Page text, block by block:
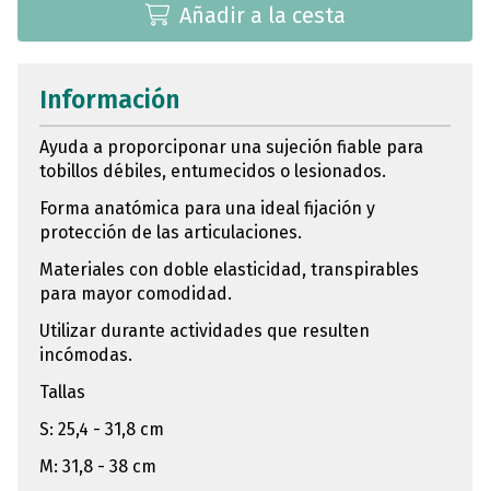
Añadir a la cesta
Información
Ayuda a proporciponar una sujeción fiable para
tobillos débiles, entumecidos o lesionados.
Forma anatómica para una ideal fijación y
protección de las articulaciones.
Materiales con doble elasticidad, transpirables
para mayor comodidad.
Utilizar durante actividades que resulten
incómodas.
Tallas
S: 25,4 - 31,8 cm
M: 31,8 - 38 cm